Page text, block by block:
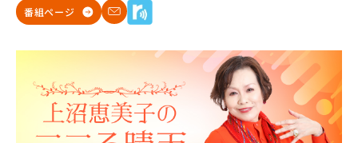
番組ページ